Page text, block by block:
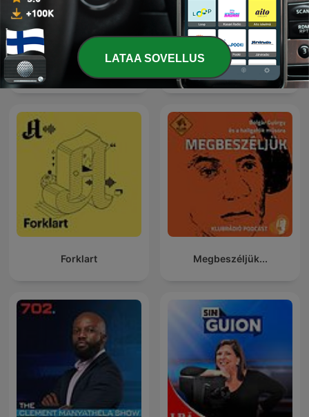
Global News Podcast Kriminálka
Forklart Megbeszéljük...
LATAA SOVELLUS